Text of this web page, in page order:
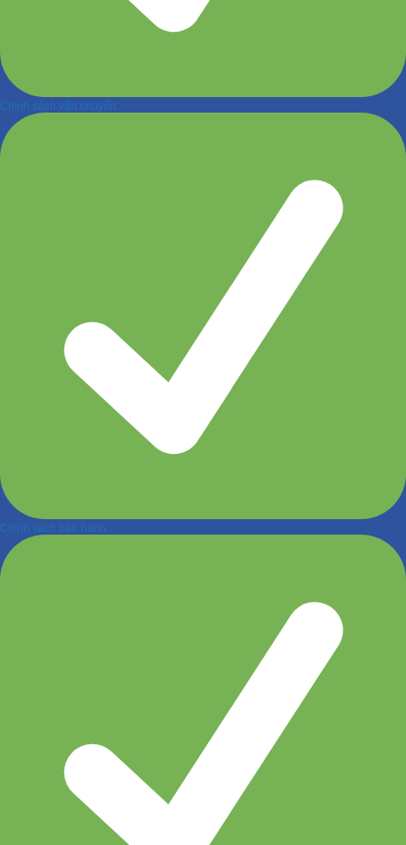
Chính sách vận chuyển
Chính sách bảo hành